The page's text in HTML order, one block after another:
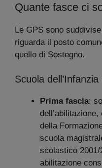
Quante fasce ci
Le GPS sono
riguarda il posto
quello di Sostegno.
Scuola
Prima fascia:
della
scuola
scolastico
abilitazione